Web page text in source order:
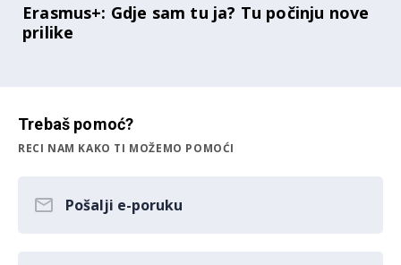
Erasmus+: Gdje sam tu ja? Tu počinju nove
prilike
Trebaš pomoć?
RECI NAM KAKO TI MOŽEMO POMOĆI
Pošalji e-poruku